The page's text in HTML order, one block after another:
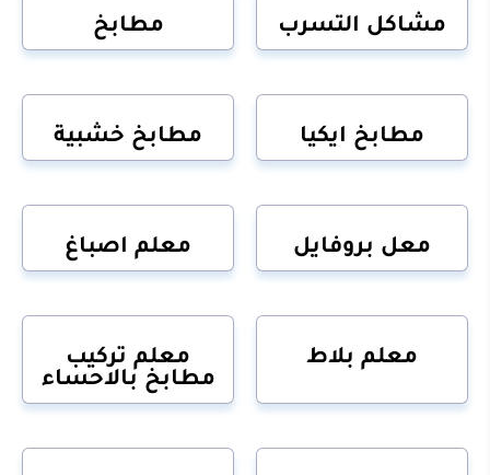
مشاكل التسرب مطابخ
مطابخ ايكيا مطابخ خشبية
معل بروفايل معلم اصباغ
معلم بلاط
معلم تركيب
مطابخ بالاحساء